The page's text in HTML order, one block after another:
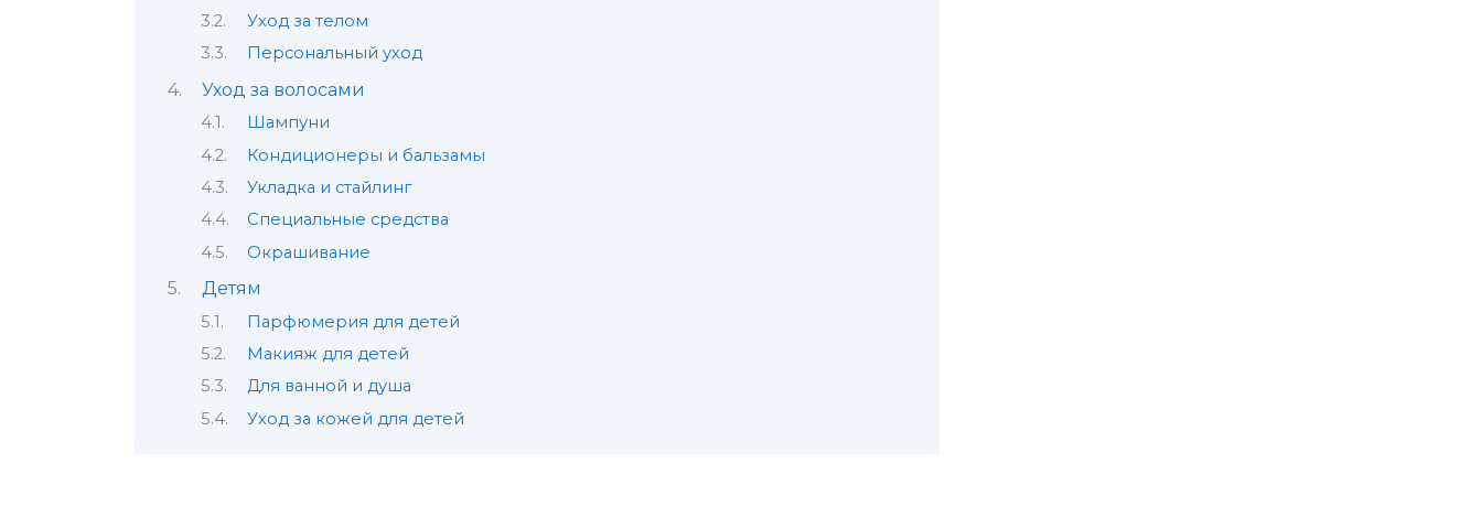
Уход за телом
Персональный уход
Уход за волосами
Шампуни
Кондиционеры и бальзамы
Укладка и стайлинг
Специальные средства
Окрашивание
Детям
Парфюмерия для детей
Макияж для детей
Для ванной и душа
Уход за кожей для детей